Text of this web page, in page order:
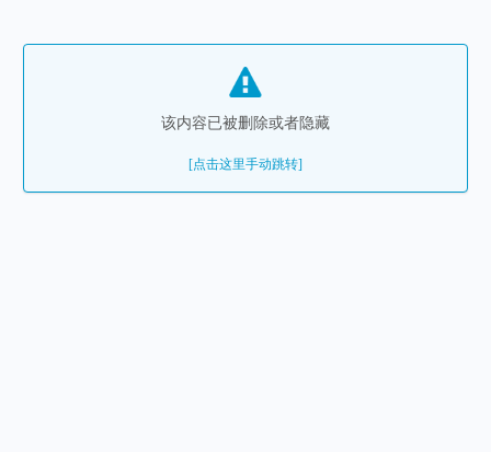
该内容已被删除或者隐藏
[点击这里手动跳转]